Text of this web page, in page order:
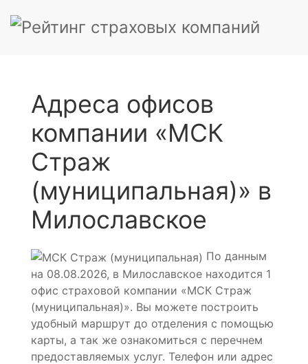
Адреса офисов
компании «МСК
Страж
(муниципальная)» в
Милославское
По данным
на 08.08.2026, в Милославское находится 1
офис страховой компании «МСК Страж
(муниципальная)». Вы можете построить
удобный маршрут до отделения с помощью
карты, а так же ознакомиться с перечнем
предоставляемых услуг. Телефон или адрес